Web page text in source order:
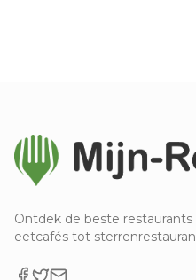
Ontdek de beste
eetcafés tot